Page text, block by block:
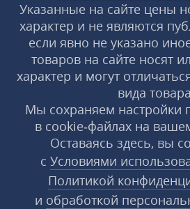
Указанные на сайте цены
характер и не являются
если явно не указано
товаров на сайте носят
характер и могут
вида
Мы сохраняем настройки
в cookie‑файлах на
Оставаясь здесь, вы
с Условиями
Политикой
и обработкой